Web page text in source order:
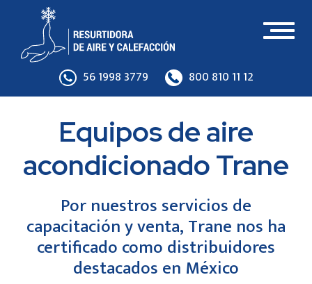
56 1998 3779
800 810 11 12
Equipos de aire
acondicionado Trane
Por nuestros servicios de
capacitación y venta, Trane nos ha
certificadocomo distribuidores
destacados en México